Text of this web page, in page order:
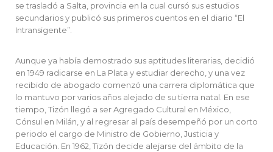
se trasladó a Salta, provincia en la cual cursó sus estudios
secundarios y publicó sus primeros cuentos en el diario “El
Intransigente”.
Aunque ya había demostrado sus aptitudes literarias, decidió
en 1949 radicarse en La Plata y estudiar derecho, y una vez
recibido de abogado comenzó una carrera diplomática que
lo mantuvo por varios años alejado de su tierra natal. En ese
tiempo, Tizón llegó a ser Agregado Cultural en México,
Cónsul en Milán, y al regresar al país desempeñó por un corto
periodo el cargo de Ministro de Gobierno, Justicia y
Educación. En 1962, Tizón decide alejarse del ámbito de la